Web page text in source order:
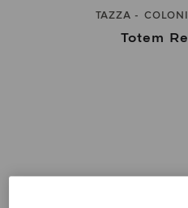
TAZZA
Totem